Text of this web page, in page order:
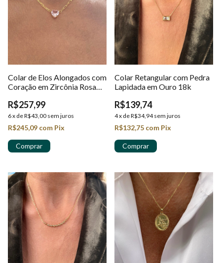
Colar de Elos Alongados com
Coração em Zircônia Rosa
R$257,99
6x deR$43,00 sem juros
R$245,09 com Pix
Colar Retangular com Pedra
Lapidada em Ouro 18k
R$139,74
4x deR$34,94 sem juros
R$132,75 com Pix